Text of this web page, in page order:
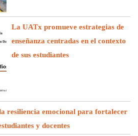
La UATx promueve estrategias de
enseñanza centradas en el contexto
de sus estudiantes
resiliencia emocional para fortalecer
y docentes